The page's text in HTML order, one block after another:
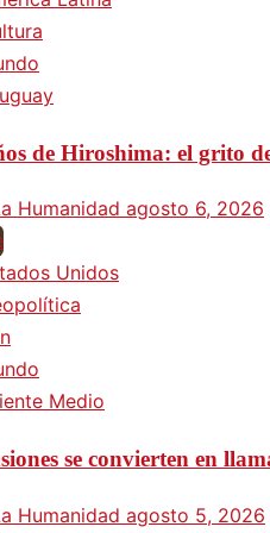
de Hiroshima: el grito
Humanidad agosto 6, 2026
Unidos
Medio
se convierten en
Humanidad agosto 5, 2026